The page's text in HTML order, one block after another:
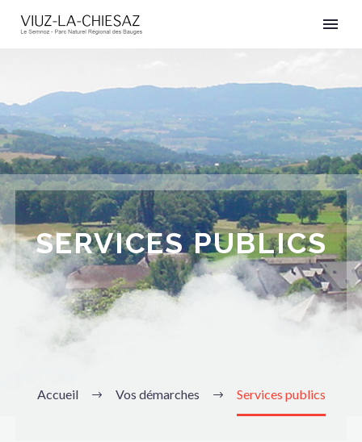
SERVICES PUBLICS
Accueil Vos démarches Services publics